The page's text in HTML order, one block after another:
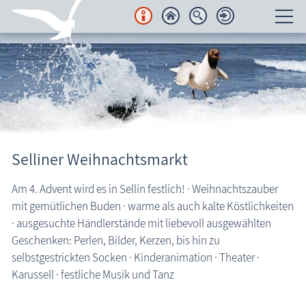
Unterkünfte
Regionales
Urlaubsorte
Karten
Freizeit
Wissenswertes
Veranstaltungen
Veranstaltungen
Selliner Weihnachtsmarkt
Am 4. Advent wird es in Sellin festlich! · Weihnachtszauber
mit gemütlichen Buden · warme als auch kalte Köstlichkeiten
· ausgesuchte Händlerstände mit liebevoll ausgewählten
Geschenken: Perlen, Bilder, Kerzen, bis hin zu
selbstgestrickten Socken · Kinderanimation · Theater ·
Karussell · festliche Musik und Tanz